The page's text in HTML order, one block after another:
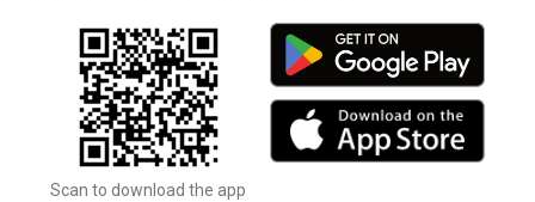
Scan to download the app